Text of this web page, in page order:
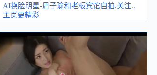
AI换脸明星-周子瑜和老板宾馆自拍.关注..
主页更精彩